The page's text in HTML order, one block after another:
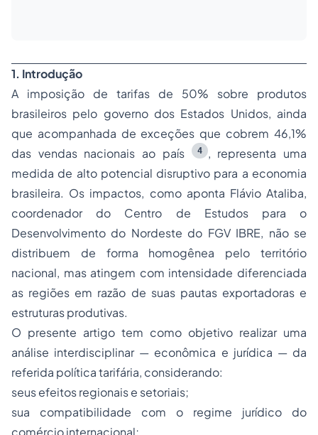
1. Introdução
A imposição de tarifas de 50% sobre produtos
brasileiros pelo governo dos Estados Unidos, ainda
que acompanhada de exceções que cobrem 46,1%
das vendas nacionais ao país
4 , representa uma
medida de alto potencial disruptivo para a economia
brasileira. Os impactos, como aponta Flávio Ataliba,
coordenador do Centro de Estudos para o
Desenvolvimento do Nordeste do FGV IBRE, não se
distribuem de forma homogênea pelo território
nacional, mas atingem com intensidade diferenciada
as regiões em razão de suas pautas exportadoras e
estruturas produtivas.
O presente artigo tem como objetivo realizar uma
análise interdisciplinar — econômica e jurídica — da
referida política tarifária, considerando:
seus efeitos regionais e setoriais;
sua compatibilidade com o regime jurídico do